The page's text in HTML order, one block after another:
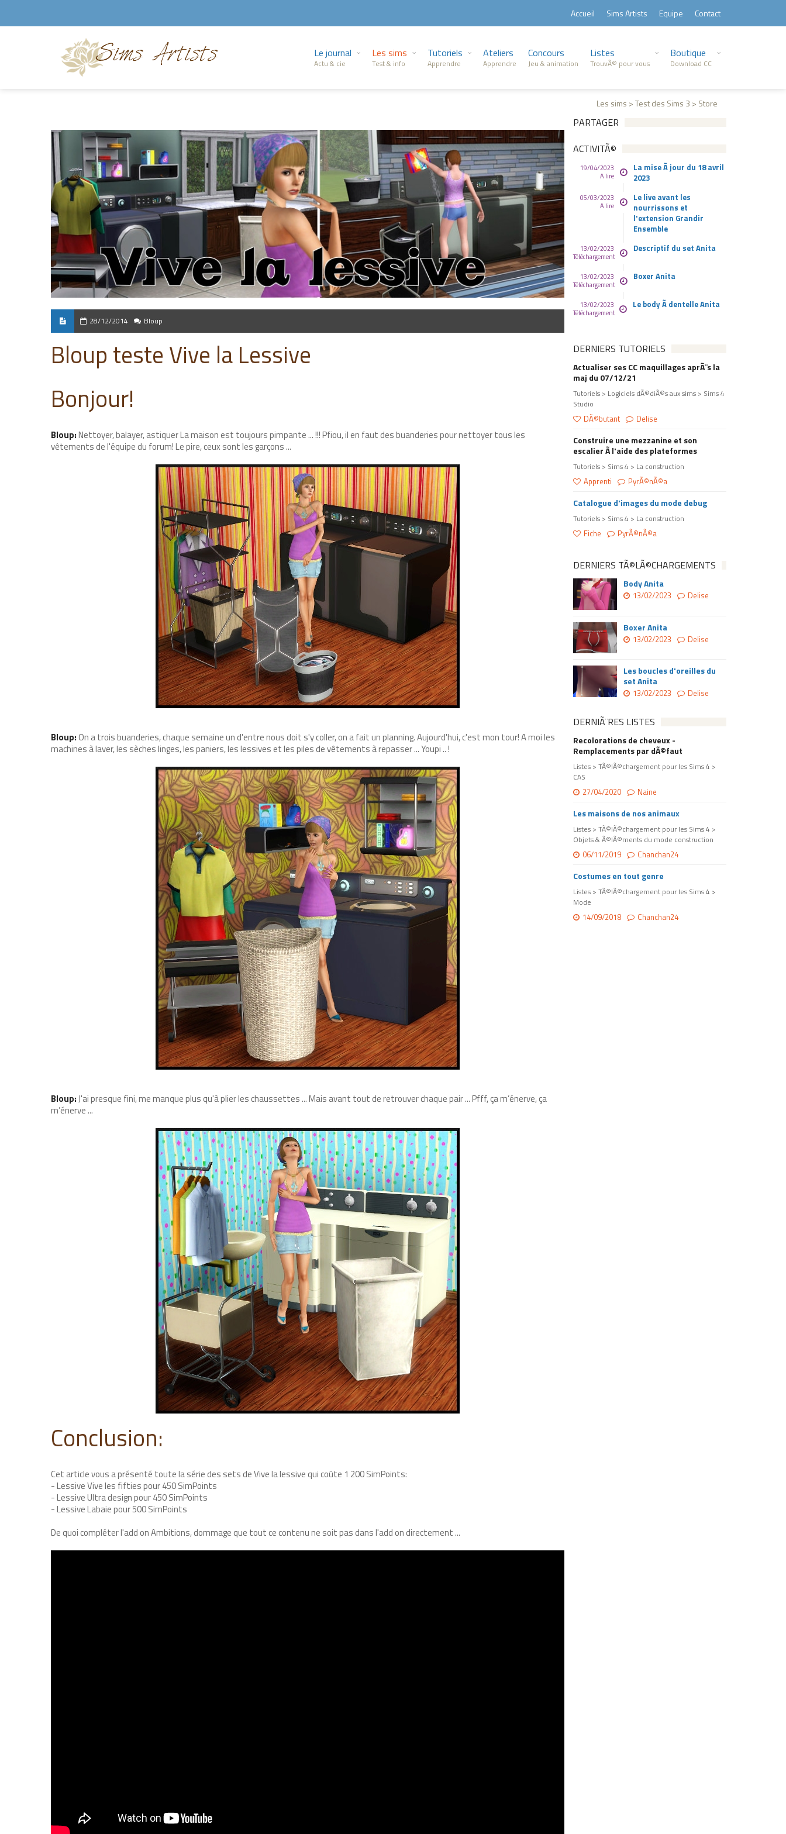
Accueil Sims Artists Equipe Contact
Le journal
Actu & cie
Les sims
Test & info
Tutoriels
Apprendre
Ateliers
Apprendre
Concours
Jeu & animation
Listes
TrouvÃ© pour vous
Boutique
Download CC
Les sims > Test des Sims 3 > Store
28/12/2014 Bloup
Bloup teste Vive la Lessive
Bonjour!
Bloup:Nettoyer, balayer, astiquer La maison est toujours pimpante ... !!! Pfiou, il en faut des buanderies pour nettoyer tous les
vêtements de l'équipe du forum! Le pire, ceux sont les garçons ...
Bloup:On a trois buanderies, chaque semaine un d'entre nous doit s'y coller, on a fait un planning. Aujourd'hui, c'est mon tour! A moi les
machines à laver, les sèches linges, les paniers, les lessives et les piles de vêtements à repasser ... Youpi .. !
Bloup:J'ai presque fini, me manque plus qu'à plier les chaussettes ... Mais avant tout de retrouver chaque pair ... Pfff, ça m’énerve, ça
m’énerve ...
Conclusion:
Cet article vous a présenté toute la série des sets de Vive la lessive qui coûte 1 200 SimPoints:
- Lessive Vive les fifties pour 450 SimPoints
- Lessive Ultra design pour 450 SimPoints
- Lessive Labaie pour 500 SimPoints
De quoi compléter l'add on Ambitions, dommage que tout ce contenu ne soit pas dans l'add on directement ...
PARTAGER
ACTIVITÃ©
19/04/2023
A lire
La mise Ã jour du 18 avril
2023
05/03/2023
A lire
Le live avant les
nourrissons et
l'extension Grandir
Ensemble
13/02/2023
Téléchargement
Descriptif du set Anita
13/02/2023
Téléchargement
Boxer Anita
13/02/2023
Téléchargement
Le body Ã dentelle Anita
DERNIERS TUTORIELS
Actualiser ses CC maquillages aprÃ¨s la
maj du 07/12/21
Tutoriels > Logiciels dÃ©diÃ©s aux sims > Sims 4
Studio
DÃ©butant Delise
Construire une mezzanine et son
escalier Ã l'aide des plateformes
Tutoriels > Sims 4 > La construction
Apprenti PyrÃ©nÃ©a
Catalogue d'images du mode debug
Tutoriels > Sims 4 > La construction
Fiche PyrÃ©nÃ©a
DERNIERS TÃ©LÃ©CHARGEMENTS
Body Anita
13/02/2023 Delise
Boxer Anita
13/02/2023 Delise
Les boucles d'oreilles du
set Anita
13/02/2023 Delise
DERNIÃ¨RES LISTES
Recolorations de cheveux -
Remplacements par dÃ©faut
Listes > TÃ©lÃ©chargement pour les Sims 4 >
CAS
27/04/2020 Naine
Les maisons de nos animaux
Listes > TÃ©lÃ©chargement pour les Sims 4 >
Objets & Ã©lÃ©ments du mode construction
06/11/2019 Chanchan24
Costumes en tout genre
Listes > TÃ©lÃ©chargement pour les Sims 4 >
Mode
14/09/2018 Chanchan24